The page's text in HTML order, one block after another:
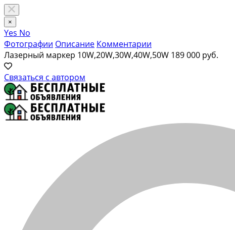
×
Yes No
Фотографии Описание Комментарии
Лазерный маркер 10W,20W,30W,40W,50W 189 000 руб.
Связаться с автором